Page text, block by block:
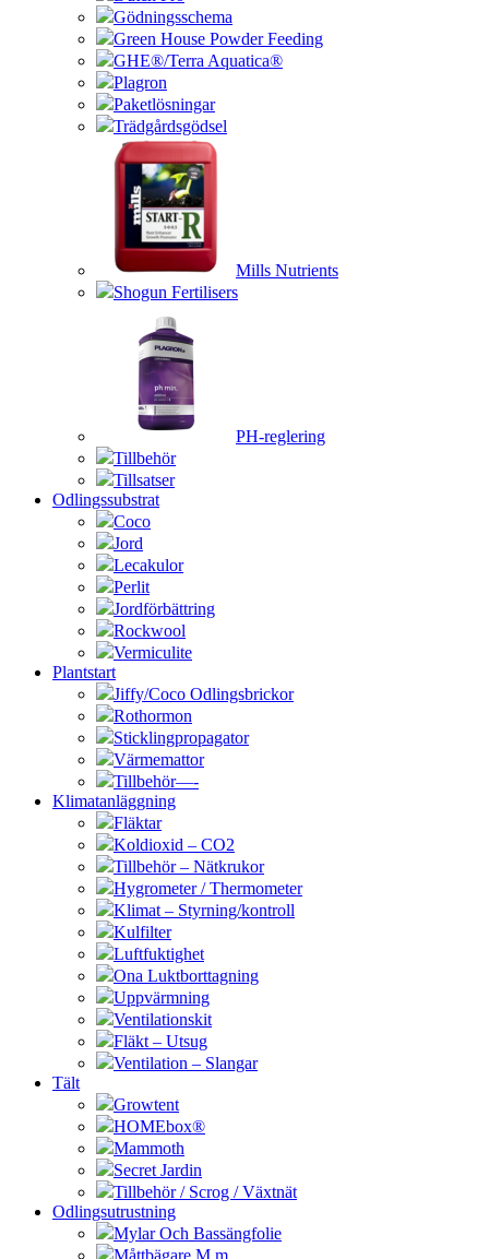
Gödningsschema
Green House Powder Feeding
GHE®/Terra Aquatica®
Plagron
Paketlösningar
Trädgårdsgödsel
Mills Nutrients
Shogun Fertilisers
PH-reglering
Tillbehör
Tillsatser
Odlingssubstrat
Coco
Jord
Lecakulor
Perlit
Jordförbättring
Rockwool
Vermiculite
Plantstart
Jiffy/Coco Odlingsbrickor
Rothormon
Sticklingpropagator
Värmemattor
Tillbehör—-
Klimatanläggning
Fläktar
Koldioxid – CO2
Tillbehör – Nätkrukor
Hygrometer / Thermometer
Klimat – Styrning/kontroll
Kulfilter
Luftfuktighet
Ona Luktborttagning
Uppvärmning
Ventilationskit
Fläkt – Utsug
Ventilation – Slangar
Tält
Growtent
HOMEbox®
Mammoth
Secret Jardin
Tillbehör / Scrog / Växtnät
Odlingsutrustning
Mylar Och Bassängfolie
Måttbägare M.m.